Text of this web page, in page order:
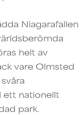
Niagarafallen
helt av
vare Olmsted
ett nationellt
park.